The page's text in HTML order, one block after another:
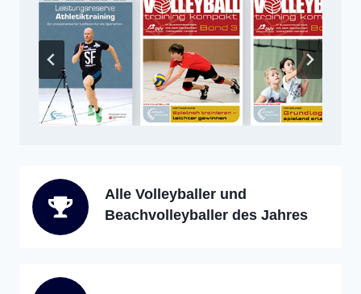
Alle Volleyballer und
Beachvolleyballer des Jahres